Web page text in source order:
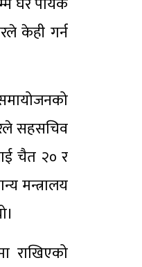
केही गर्न
सहसचिव
चैत २० र
मन्त्रालय
राखिएको